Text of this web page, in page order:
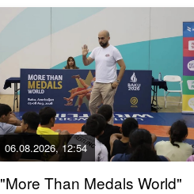
06.08.2026, 12:54
"More Than Medals World"